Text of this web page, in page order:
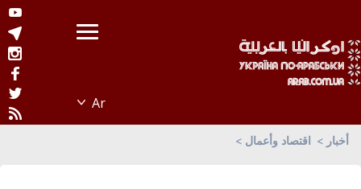
أخبار اقتصاد وأعمال